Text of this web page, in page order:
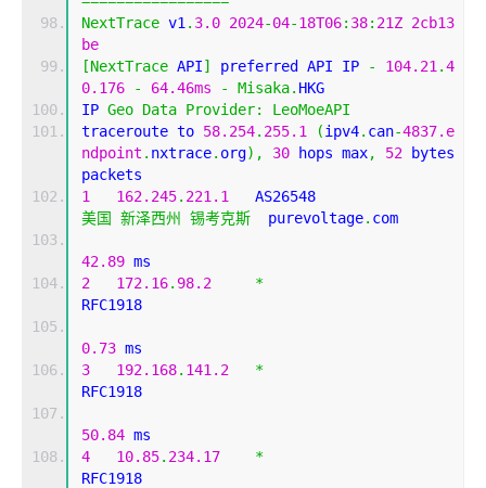
NextTrace v1 . 3.0 2024-04-18T06: 38: 21Z 2cb13
be
[NextTrace API] preferred API IP - 104.21 .4
0.176
- 64.46ms - Misaka. HKG
IP Geo Data Provider:
LeoMoeAPI
traceroute to 58.254. 255.1 (ipv4. can-4837.e
ndpoint . nxtrace. org), 30 hops max, 52 bytes
packets
1
162.245. 221.1
美国
新泽西州 锡考克斯
  purevoltage
. com
42.89 ms
2
172.16. 98.2
*
RFC1918
0.73 ms
3
192.168. 141.2
*
RFC1918
50.84 ms
4
10.85. 234.17
*
RFC1918